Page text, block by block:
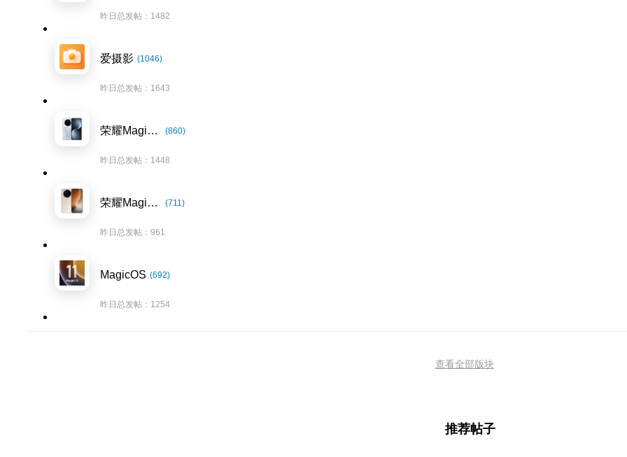
昨日总发帖：1482
爱摄影 (1046)
昨日总发帖：1643
荣耀Magic7系列 (860)
昨日总发帖：1448
荣耀Magic8系列 (711)
昨日总发帖：961
MagicOS (692)
昨日总发帖：1254
查看全部版块
推荐帖子